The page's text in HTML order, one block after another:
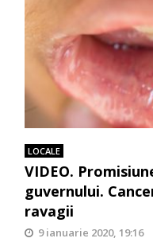
LOCALE
VIDEO.
guvernului.
ravagii
9 ianuarie 2020, 19:16